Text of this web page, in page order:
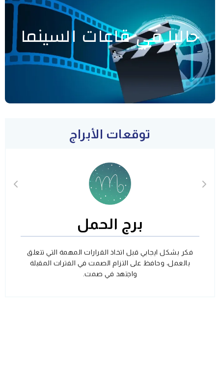
حاليا في قاعات السينما
توقعات الأبراج
برج الحمل
فكر بشكل ايجابي قبل اتخاذ القرارات المهمة التي تتعلق
بالعمل، وحافظ على التزام الصمت في الفترات المقبلة
واجتهد في صمت.